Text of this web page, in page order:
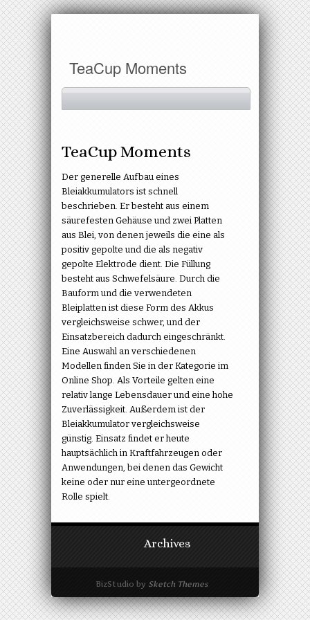
TeaCup Moments
TeaCup Moments
Der generelle Aufbau eines
Bleiakkumulators ist schnell
beschrieben. Er besteht aus einem
säurefesten Gehäuse und zwei Platten
aus Blei, von denen jeweils die eine als
positiv gepolte und die als negativ
gepolte Elektrode dient. Die Füllung
besteht aus Schwefelsäure. Durch die
Bauform und die verwendeten
Bleiplatten ist diese Form des Akkus
vergleichsweise schwer, und der
Einsatzbereich dadurch eingeschränkt.
Eine Auswahl an verschiedenen
Modellen finden Sie in der Kategorie im
Online Shop. Als Vorteile gelten eine
relativ lange Lebensdauer und eine hohe
Zuverlässigkeit. Außerdem ist der
Bleiakkumulator vergleichsweise
günstig. Einsatz findet er heute
hauptsächlich in Kraftfahrzeugen oder
Anwendungen, bei denen das Gewicht
keine oder nur eine untergeordnete
Rolle spielt.
Archives
BizStudio by Sketch Themes